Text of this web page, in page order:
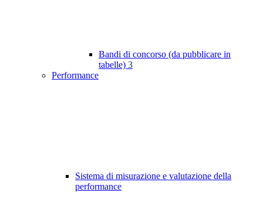
Bandi di concorso (da pubblicare in
tabelle) 3
Performance
Sistema di misurazione e valutazione della
performance